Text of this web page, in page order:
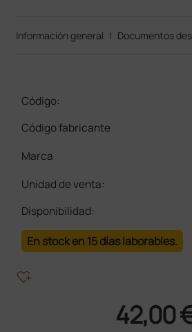
Información general | Documentos
Código:
Código fabricante
Marca
Unidad de venta:
Disponibilidad:
En stock en 15 días laborables.
heart_plus
42,00